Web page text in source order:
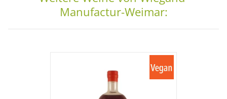
Manufactur-Weimar: